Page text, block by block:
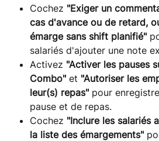
Cochez "Exiger un
cas d'avance ou de retard,
émarge sans shift planifié"
salariés d'ajouter une note
Activez "Activer les pauses
Combo" et "Autoriser les
leur(s) repas" pour
pause et de repas.
Cochez "Inclure les salariés
la liste des émargements"